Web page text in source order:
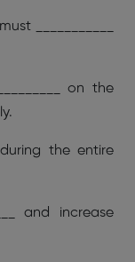
___________
on the
during the entire
and increase